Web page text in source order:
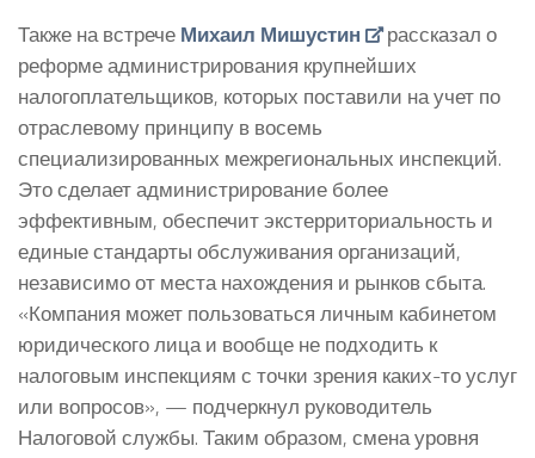
Также на встрече Михаил Мишустин
рассказал о
реформе администрирования крупнейших
налогоплательщиков, которых поставили на учет по
отраслевому принципу в восемь
специализированных межрегиональных инспекций.
Это сделает администрирование более
эффективным, обеспечит экстерриториальность и
единые стандарты обслуживания организаций,
независимо от места нахождения и рынков сбыта.
«Компания может пользоваться личным кабинетом
юридического лица и вообще не подходить к
налоговым инспекциям с точки зрения каких-то услуг
или вопросов», — подчеркнул руководитель
Налоговой службы. Таким образом, смена уровня